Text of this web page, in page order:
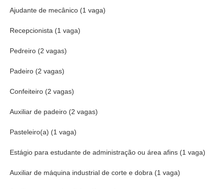
Ajudante de mecânico (1 vaga)
Recepcionista (1 vaga)
Pedreiro (2 vagas)
Padeiro (2 vagas)
Confeiteiro (2 vagas)
Auxiliar de padeiro (2 vagas)
Pasteleiro(a) (1 vaga)
Estágio para estudante de administração ou área afins (1 vaga)
Auxiliar de máquina industrial de corte e dobra (1 vaga)